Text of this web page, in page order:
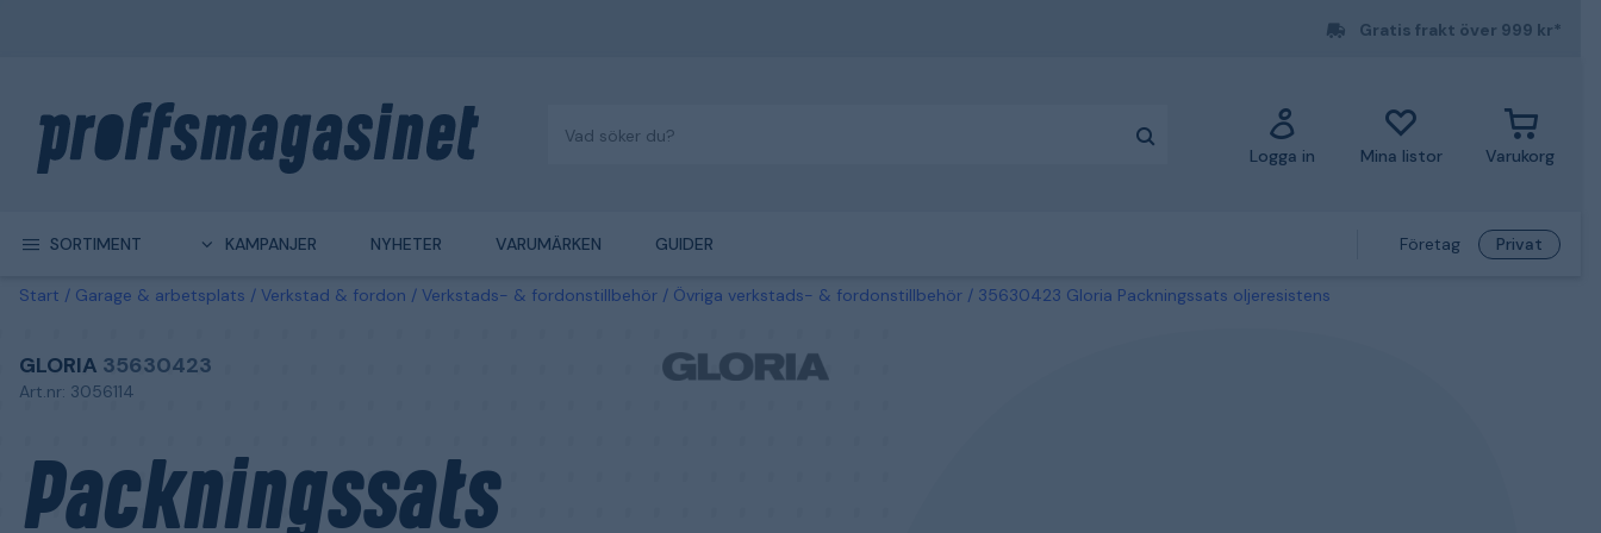
Gratis frakt över 999 kr*
Logga in Mina listor Varukorg
SORTIMENT KAMPANJER NYHETER VARUMÄRKEN GUIDER Företag Privat
Start Garage & arbetsplats Verkstad & fordon Verkstads- & fordonstillbehör Övriga verkstads- & fordonstillbehör 35630423 Gloria Packningssats oljeresistens
GLORIA 35630423
Art.nr: 3056114
Packningssats